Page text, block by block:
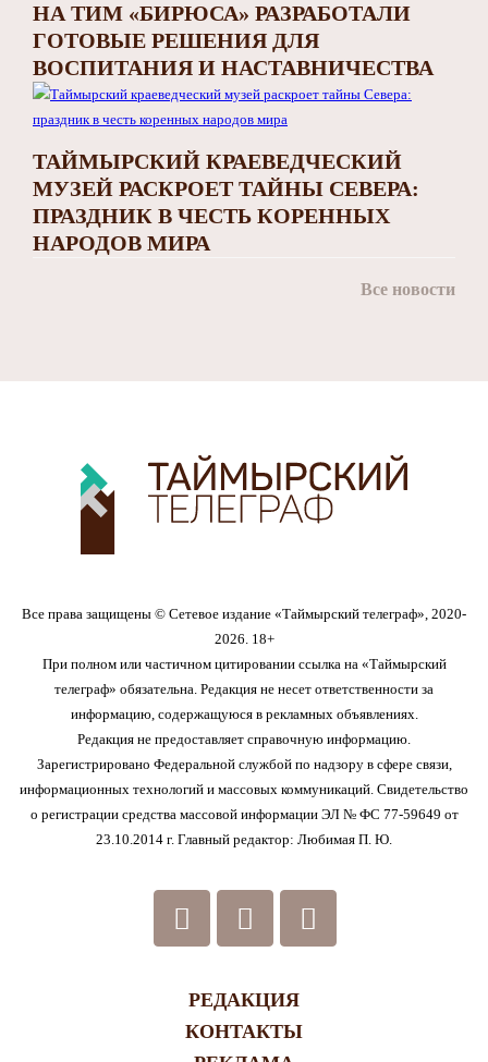
НА ТИМ «БИРЮСА» РАЗРАБОТАЛИ
ГОТОВЫЕ РЕШЕНИЯ ДЛЯ
ВОСПИТАНИЯ И НАСТАВНИЧЕСТВА
ТАЙМЫРСКИЙ КРАЕВЕДЧЕСКИЙ
МУЗЕЙ РАСКРОЕТ ТАЙНЫ СЕВЕРА:
ПРАЗДНИК В ЧЕСТЬ КОРЕННЫХ
НАРОДОВ МИРА
Все новости
Все права защищены © Сетевое издание «Таймырский телеграф», 2020-
2026. 18+
При полном или частичном цитировании ссылка на «Таймырский
телеграф» обязательна. Редакция не несет ответственности за
информацию, содержащуюся в рекламных объявлениях.
Редакция не предоставляет справочную информацию.
Зарегистрировано Федеральной службой по надзору в сфере связи,
информационных технологий и массовых коммуникаций. Свидетельство
о регистрации средства массовой информации ЭЛ № ФС 77-59649 от
23.10.2014 г. Главный редактор: Любимая П. Ю.
РЕДАКЦИЯ
КОНТАКТЫ